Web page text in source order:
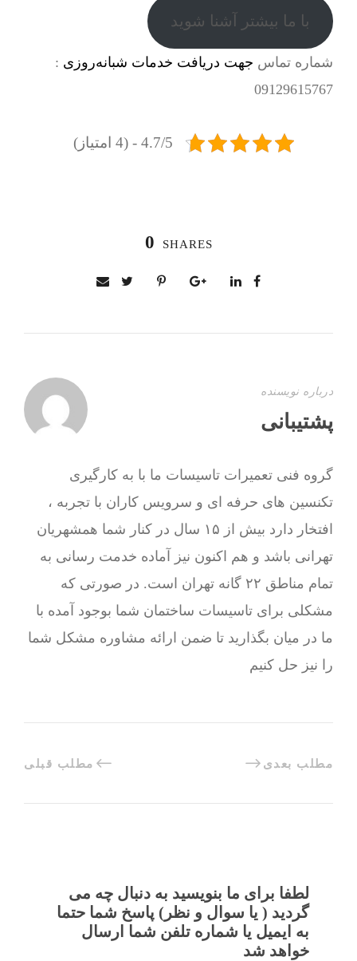
با ما بیشتر آشنا شوید
شماره تماس جهت دریافت خدمات شبانه‌روزی :
09129615767
4.7/5 - (4 امتیاز)
0 SHARES
درباره نویسنده
پشتیبانی
گروه فنی تعمیرات تاسیسات ما با به‌ کارگیری
تکنسین های حرفه ای و سرویس کاران با تجربه ،
افتخار دارد بیش از ۱۵ سال در کنار شما همشهریان
تهرانی باشد و هم اکنون نیز آماده خدمت رسانی به
تمام مناطق ۲۲ گانه تهران است. در صورتی که
مشکلی برای تاسیسات ساختمان شما بوجود آمده با
ما در میان بگذارید تا ضمن ارائه مشاوره مشکل شما
را نیز حل کنیم
مطلب قبلی مطلب بعدی
لطفا برای ما بنویسید به دنبال چه می
گردید ( یا سوال و نظر) پاسخ شما حتما
به ایمیل یا شماره تلفن شما ارسال
خواهد شد